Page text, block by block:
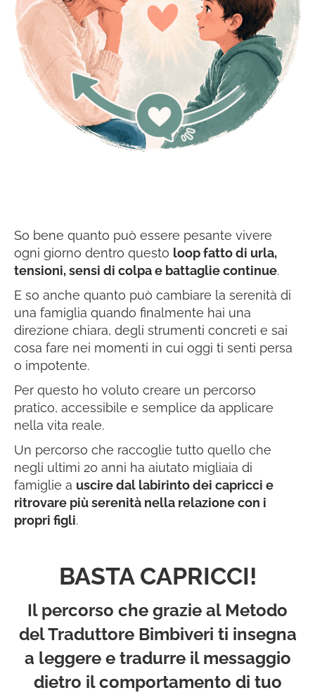
So bene quanto può essere pesante vivere
ogni giorno dentro questo loop fatto di urla,
tensioni, sensi di colpa e battaglie continue.
E so anche quanto può cambiare la serenità di
una famiglia quando finalmente hai una
direzione chiara, degli strumenti concreti e sai
cosa fare nei momenti in cui oggi ti senti persa
o impotente.
Per questo ho voluto creare un percorso
pratico, accessibile e semplice da applicare
nella vita reale.
Un percorso che raccoglie tutto quello che
negli ultimi 20 anni ha aiutato migliaia di
famiglie a uscire dal labirinto dei capricci e
ritrovare più serenità nella relazione con i
propri figli.
BASTA CAPRICCI!
Il percorso che grazie al Metodo
del Traduttore Bimbiveri ti insegna
a leggere e tradurre il messaggio
dietro il comportamento di tuo